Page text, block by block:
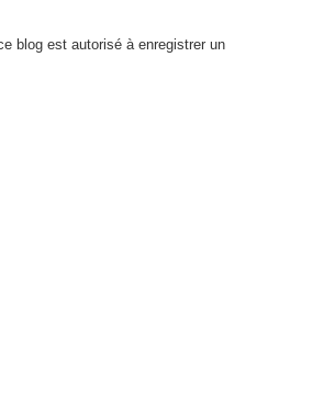
blog est autorisé à enregistrer un